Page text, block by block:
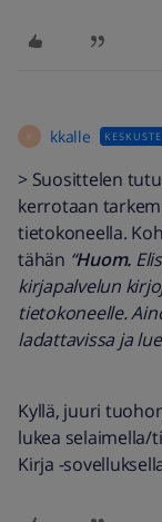
K kkalle
> Suosittelen
kerrotaan
tietokoneella.
tähän “Huom.
kirjapalvelun
tietokoneelle.
ladattavissa ja
Kyllä, juuri
lukea selaimella/
Kirja -